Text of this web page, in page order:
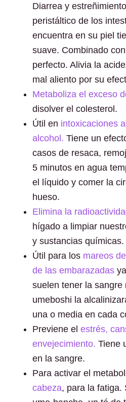
Diarrea y
peristáltico de los
encuentra en su piel
suave. Combinado
perfecto. Alivia la
mal aliento por su
Metaboliza el exceso
disolver el colesterol.
Útil en intoxicaciones
alcohol. Tiene un
casos de resaca,
5 minutos en agua
el líquido y comer la
hueso.
Elimina la
hígado a limpiar
y sustancias químicas.
Útil para los mareos
de las embarazadas
suelen tener la sangre
umeboshi la
una o media en cada
Previene el estrés,
envejecimiento. Tiene
en la sangre.
Para activar el
cabeza, para la fatiga.